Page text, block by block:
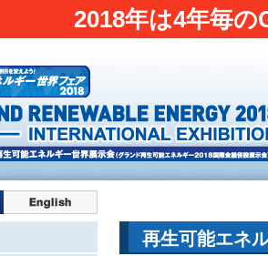
2018年は4年毎
再生可能エネ